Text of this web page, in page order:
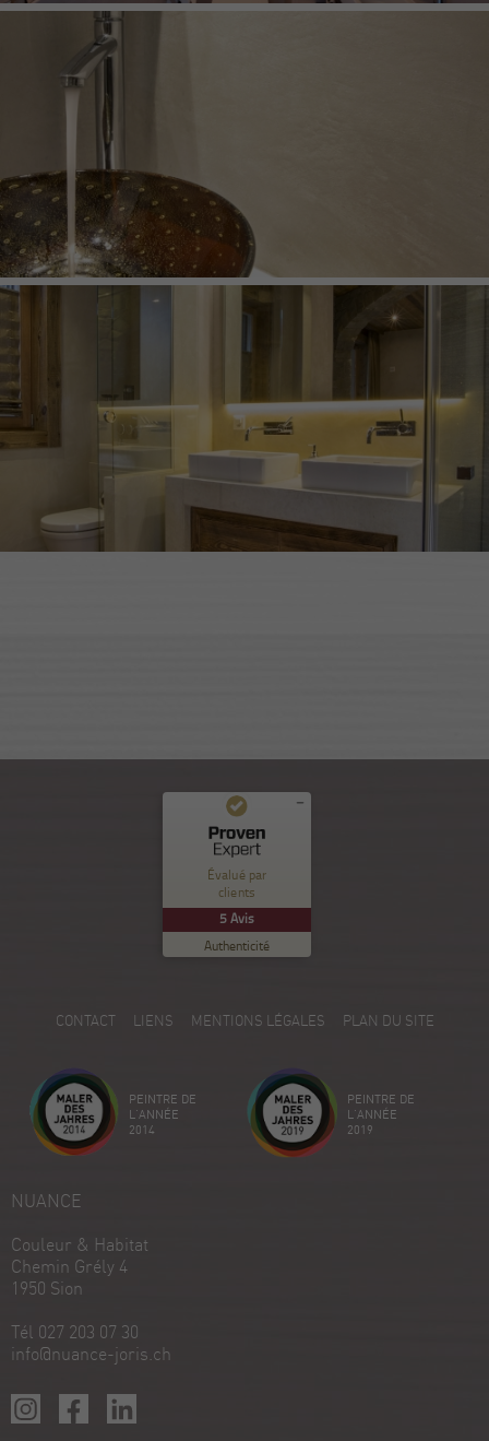
Évalué par
clients
5Avis
Authenticité
Commentaires et expériences des clients pour
Nuance Sion
100
%
Recommandé sur
ProvenExpert.com
EXCELLENT
5.00
/
5
Créez votre propre sceau maintenant
18/12/2025
Voir le profil
CONTACT LIENS MENTIONS LÉGALES PLAN DU SITE
PEINTRE DE
L'ANNÉE
2014
PEINTRE DE
L'ANNÉE
2019
NUANCE
Couleur & Habitat
Chemin Grély 4
1950 Sion
Tél 027 203 07 30
info@nuance-joris.ch